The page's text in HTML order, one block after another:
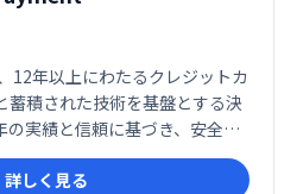
年以上にわたるクレジットカ
蓄積された技術を基盤とする決
の実績と信頼に基づき、安全か
を提供します。お客様のビジネ
頼れる決済パートナーです。
詳しく見る